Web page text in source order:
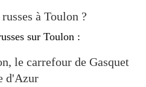
à Toulon ?
sur Toulon :
le carrefour de Gasquet
d'Azur